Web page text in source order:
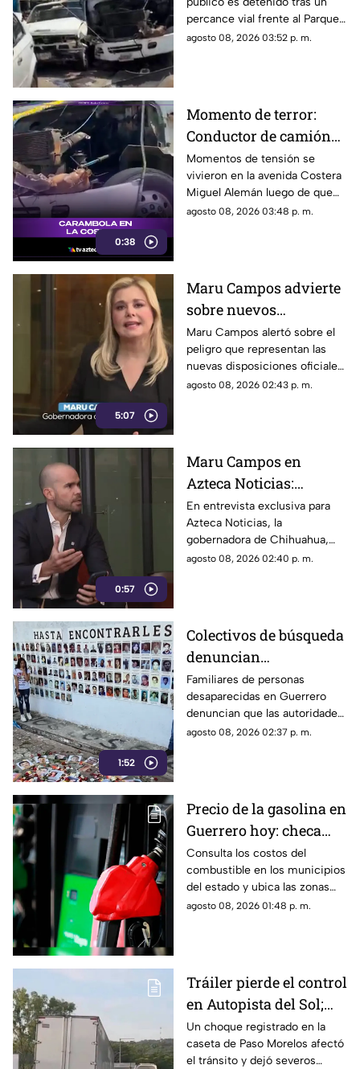
daños
percance vial frente al Parque
de la Reina.
agosto 08, 2026 03:52 p. m.
0:38
Momento de terror:
Conductor de camión
urbano pierde el
control y choca contra
autos en plena Costera
Miguel Alemán
Momentos de tensión se
vivieron en la avenida Costera
Miguel Alemán luego de que
un camión urbano se estrellara
agosto 08, 2026 03:48 p. m.
5:07
Maru Campos advierte
sobre nuevos
lineamientos: Alerta
que buscan sancionar a
medios críticos y
limitar la libertad de
Maru Campos alertó sobre el
peligro que representan las
nuevas disposiciones oficiales,
las cuales podrían utilizarse
agosto 08, 2026 02:43 p. m.
0:57
Maru Campos en
Azteca Noticias:
Advierte que nuevos
lineamientos del
Gobierno Federal
amenazan la libertad
En entrevista exclusiva para
Azteca Noticias, la
gobernadora de Chihuahua,
Maru Campos, alzó la voz
expresión.
agosto 08, 2026 02:40 p. m.
1:52
Colectivos de búsqueda
denuncian
restricciones para
ingresar a la sierra de
Chilpancingo
Familiares de personas
desaparecidas en Guerrero
denuncian que las autoridades
les negaron el
difusión.
agosto 08, 2026 02:37 p. m.
Precio de la gasolina en
Guerrero hoy: checa
cuánto cuestan los
litros
Consulta los costos del
combustible en los municipios
del estado y ubica las zonas
con las tarifas más accesibles
agosto 08, 2026 01:48 p. m.
Tráiler pierde el control
en Autopista del Sol;
fallece una persona
Un choque registrado en la
caseta de Paso Morelos afectó
el tránsito y dejó severos